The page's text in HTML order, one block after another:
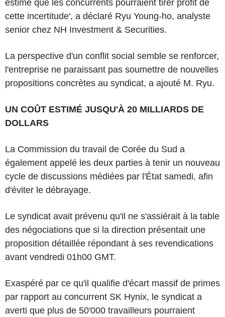
estime que les concurrents pourraient tirer profit de
cette incertitude', a déclaré Ryu Young-ho, analyste
senior chez NH Investment & Securities.
La perspective d'un conflit social semble se renforcer,
l'entreprise ne paraissant pas soumettre de nouvelles
propositions concrètes au syndicat, a ajouté M. Ryu.
UN COÛT ESTIMÉ JUSQU'À 20 MILLIARDS DE
DOLLARS
La Commission du travail de Corée du Sud a
également appelé les deux parties à tenir un nouveau
cycle de discussions médiées par l'État samedi, afin
d'éviter le débrayage.
Le syndicat avait prévenu qu'il ne s'assiérait à la table
des négociations que si la direction présentait une
proposition détaillée répondant à ses revendications
avant vendredi 01h00 GMT.
Exaspéré par ce qu'il qualifie d'écart massif de primes
par rapport au concurrent SK Hynix, le syndicat a
averti que plus de 50'000 travailleurs pourraient